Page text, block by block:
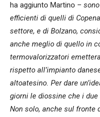
ha aggiunto Martino –
efficienti di quelli di
settore, e di Bolzano,
anche meglio di quello in
termovalorizzatori
rispetto all’impianto
altoatesino. Per dare
giorni le diossine che i
Non solo, anche sul